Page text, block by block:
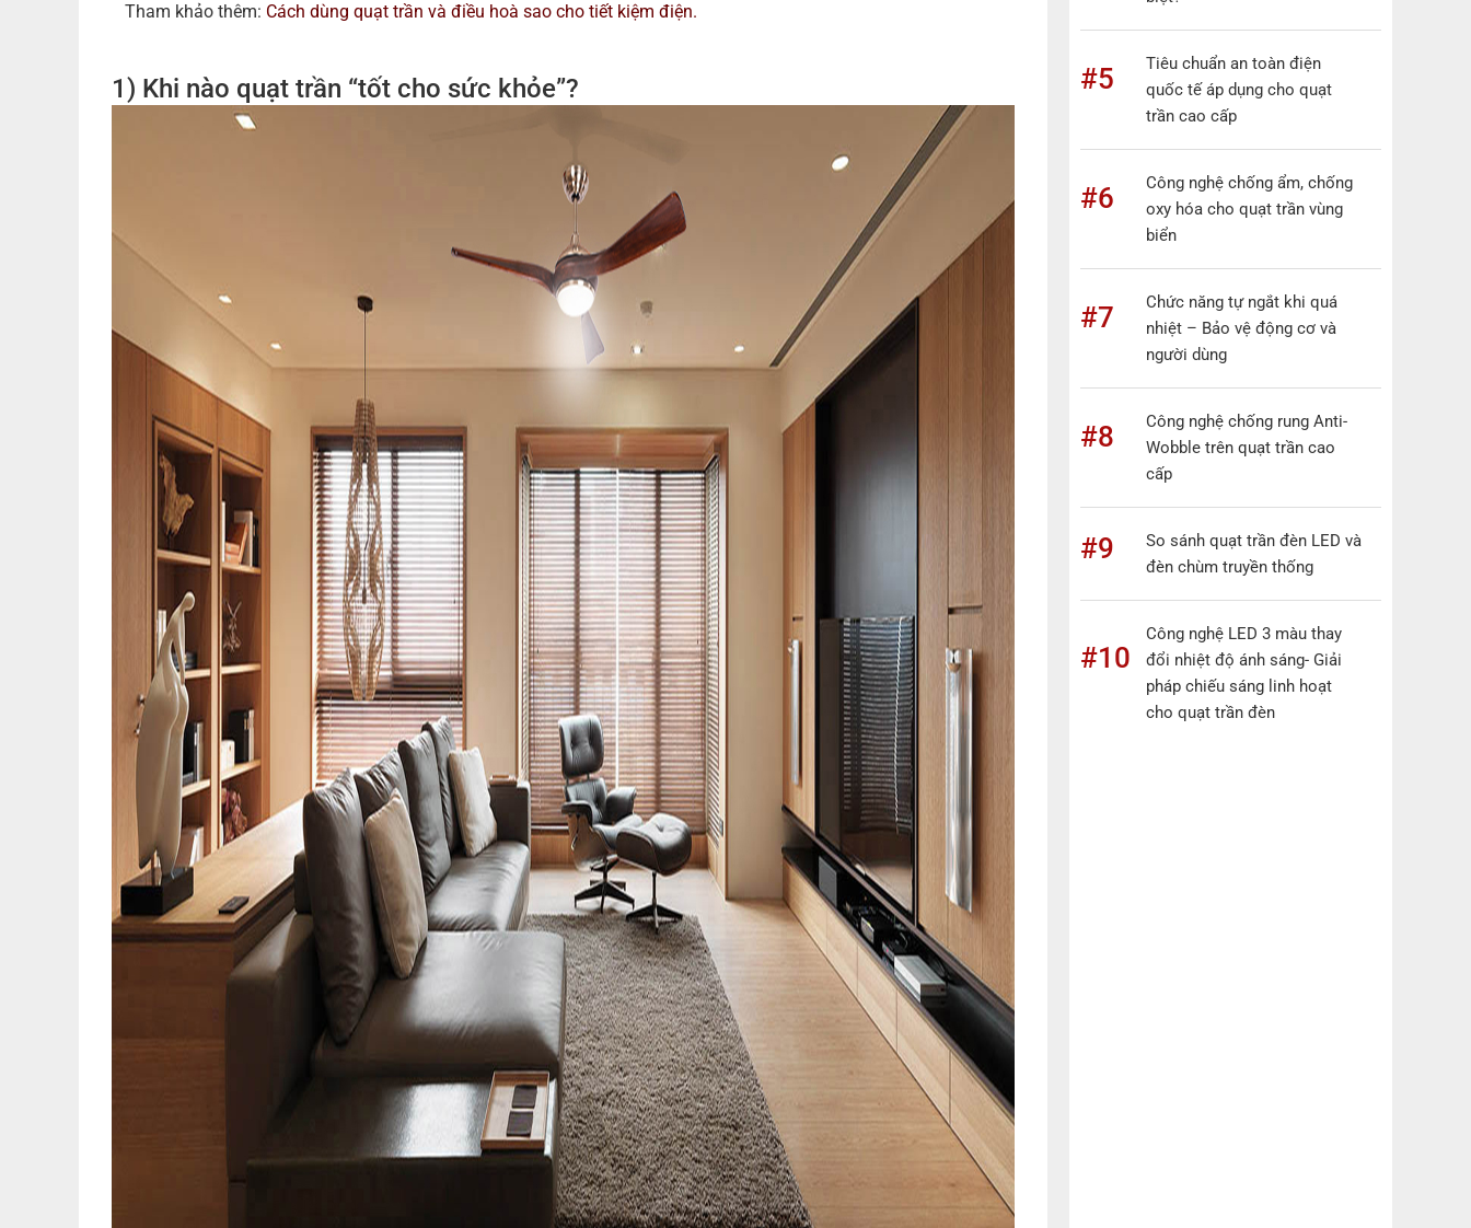
Tham khảo thêm: Cách dùng quạt trần và điều hoà sao cho tiết kiệm điện.
1) Khi nào quạt trần “tốt cho sức khỏe”? #5
Tiêu chuẩn an toàn điện
quốc tế áp dụng cho quạt
trần cao cấp
#6
Công nghệ chống ẩm, chống
oxy hóa cho quạt trần vùng
biển
#7
Chức năng tự ngắt khi quá
nhiệt – Bảo vệ động cơ và
người dùng
#8
Công nghệ chống rung Anti-
Wobble trên quạt trần cao
cấp
#9
So sánh quạt trần đèn LED và
đèn chùm truyền thống
#10
Công nghệ LED 3 màu thay
đổi nhiệt độ ánh sáng- Giải
pháp chiếu sáng linh hoạt
cho quạt trần đèn